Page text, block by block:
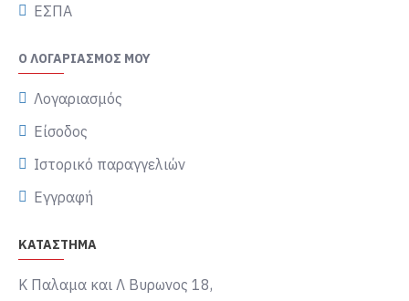
ΕΣΠΑ
Ο ΛΟΓΑΡΙΑΣΜΌΣ ΜΟΥ
Λογαριασμός
Είσοδος
Ιστορικό παραγγελιών
Εγγραφή
ΚΑΤΑΣΤΗΜΑ
Κ Παλαμα και Λ Βυρωνος 18,